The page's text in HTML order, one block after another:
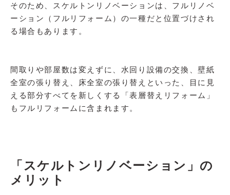
そのため、スケルトンリノベーションは、フルリノベ
ーション（フルリフォーム）の一種だと位置づけされ
る場合もあります。
間取りや部屋数は変えずに、水回り設備の交換、壁紙
全室の張り替え、床全室の張り替えといった、目に見
える部分すべてを新しくする「表層替えリフォーム」
もフルリフォームに含まれます。
「スケルトンリノベーション」の
メリット